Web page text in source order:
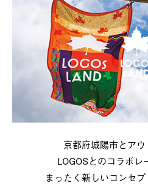
京都府城陽市とア
LOGOSとのコラボレ
まったく新しいコンセ